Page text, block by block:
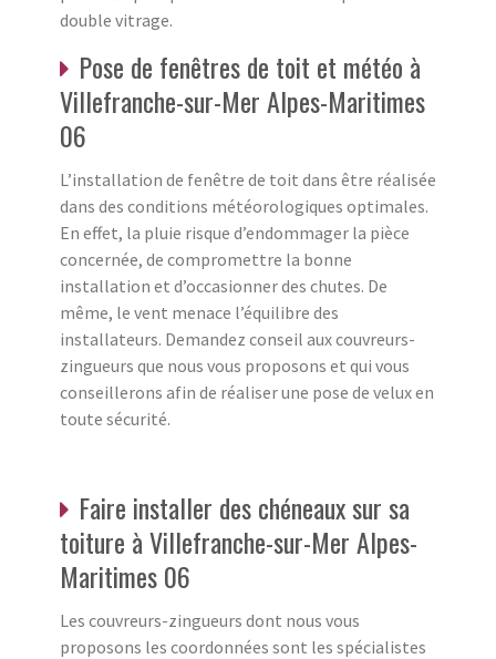
double vitrage.
Pose de fenêtres de toit et météo à
Villefranche-sur-Mer Alpes-Maritimes
06
L’installation de fenêtre de toit dans être réalisée
dans des conditions météorologiques optimales.
En effet, la pluie risque d’endommager la pièce
concernée, de compromettre la bonne
installation et d’occasionner des chutes. De
même, le vent menace l’équilibre des
installateurs. Demandez conseil aux couvreurs-
zingueurs que nous vous proposons et qui vous
conseillerons afin de réaliser une pose de velux en
toute sécurité.
Faire installer des chéneaux sur sa
toiture à Villefranche-sur-Mer Alpes-
Maritimes 06
Les couvreurs-zingueurs dont nous vous
proposons les coordonnées sont les spécialistes